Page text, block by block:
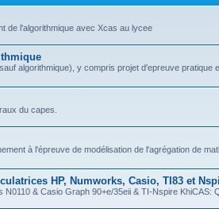
de l'algorithmique avec Xcas au lycee
algorithmique), y compris projet d'epreuve pratique
du capes.
à l'épreuve de modélisation de l'agrégation de
HP, Numworks, Casio, TI83 et
N0110 & Casio Graph 90+e/35eii & TI-Nspire KhiCAS: